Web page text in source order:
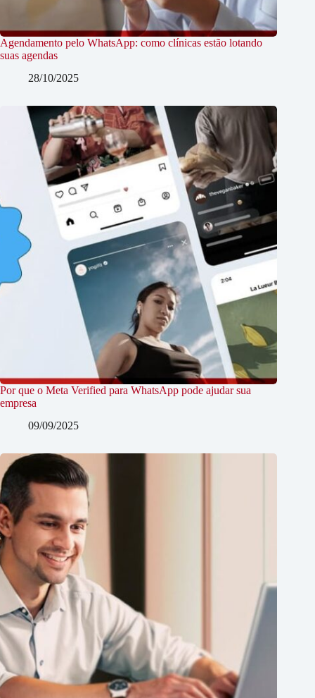
Agendamento pelo WhatsApp: como clínicas estão lotando
suas agendas
28/10/2025
Por que o Meta Verified para WhatsApp pode ajudar sua
empresa
09/09/2025